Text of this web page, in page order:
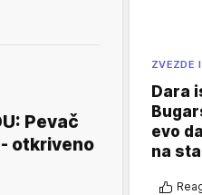
Pevač
otkriveno
ZVEZDE
Dara
evo
na